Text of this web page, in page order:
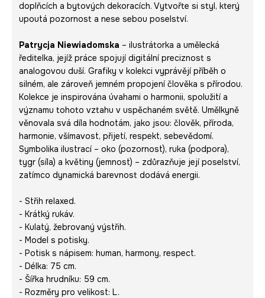
doplňcích a bytových dekoracích. Vytvořte si styl, který
upoutá pozornost a nese sebou poselství.
Patrycja Niewiadomska – ilustrátorka a umělecká
ředitelka, jejíž práce spojují digitální preciznost s
analogovou duší. Grafiky v kolekci vyprávějí příběh o
silném, ale zároveň jemném propojení člověka s přírodou.
Kolekce je inspirována úvahami o harmonii, spolužití a
významu tohoto vztahu v uspěchaném světě. Umělkyně
věnovala svá díla hodnotám, jako jsou: člověk, příroda,
harmonie, všímavost, přijetí, respekt, sebevědomí.
Symbolika ilustrací – oko (pozornost), ruka (podpora),
tygr (síla) a květiny (jemnost) – zdůrazňuje její poselství,
zatímco dynamická barevnost dodává energii.
- Střih relaxed.
- Krátký rukáv.
- Kulatý, žebrovaný výstřih.
- Model s potisky.
- Potisk s nápisem: human, harmony, respect.
- Délka: 75 cm.
- Šířka hrudníku: 59 cm.
- Rozměry pro velikost: L.